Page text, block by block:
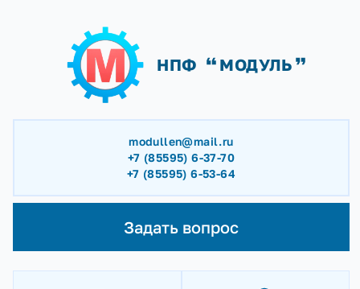
НПФ МОДУЛЬ
modullen@mail.ru
+7 (85595) 6-37-70
+7 (85595) 6-53-64
Задать вопрос